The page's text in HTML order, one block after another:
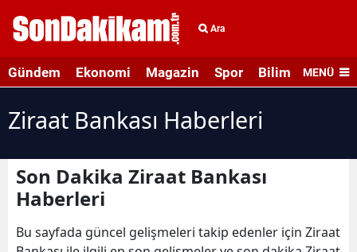
Ara
Gündem Ekonomi Magazin Spor Bilim veMENÜ
Ziraat Bankası Haberleri
Son Dakika Ziraat Bankası
Haberleri
Bu sayfada güncel gelişmeleri takip edenler için Ziraat